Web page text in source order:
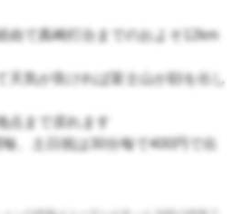
由で真崎灯台までのおよそ12km
天気が良ければ富士山が顔を出し
点まで戻れます
、土日祝は30分毎で400円で出